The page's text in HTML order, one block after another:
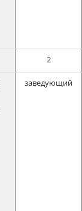
2
заведующий